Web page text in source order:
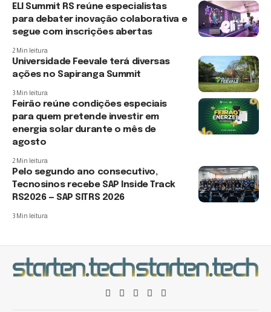
ELI Summit RS reúne especialistas
para debater inovação colaborativa e
segue com inscrições abertas
2 Min leitura
Universidade Feevale terá diversas
ações no Sapiranga Summit
3 Min leitura
Feirão reúne condições especiais
para quem pretende investir em
energia solar durante o mês de
agosto
2 Min leitura
Pelo segundo ano consecutivo,
Tecnosinos recebe SAP Inside Track
RS2026 — SAP SITRS 2026
3 Min leitura